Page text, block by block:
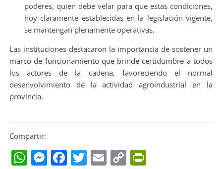
poderes, quien debe velar para que estas condiciones,
hoy claramente establecidas en la legislación vigente,
se mantengan plenamente operativas.
Las instituciones destacaron la importancia de sostener un
marco de funcionamiento que brinde certidumbre a todos
los actores de la cadena, favoreciendo el normal
desenvolvimiento de la actividad agroindustrial en la
provincia.
Compartir:
WhatsApp
Messenger
Facebook
Twitter
Email
Copy